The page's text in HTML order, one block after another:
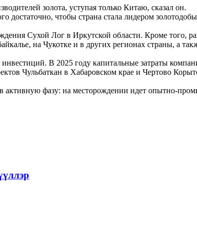
золота, уступая только Китаю, сказал он.
достаточно, чтобы страна стала лидером
Сухой Лог в Иркутской области. Кроме того,
на Чукотке и в других регионах страны, а
В 2025 году капитальные затраты
Чульбаткан в Хабаровском крае и Чертово
активную фазу: на месторождении идет опытно-